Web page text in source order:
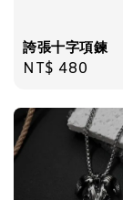
誇張十字項鍊
Regular
NT$ 480